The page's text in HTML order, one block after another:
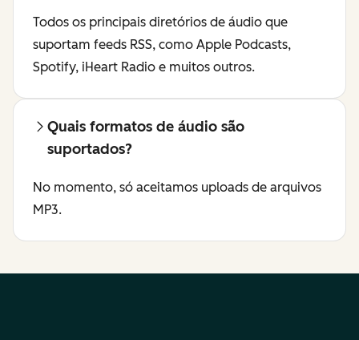
Todos os principais diretórios de áudio que
suportam feeds RSS, como Apple Podcasts,
Spotify, iHeart Radio e muitos outros.
Quais formatos de áudio são
suportados?
No momento, só aceitamos uploads de arquivos
MP3.